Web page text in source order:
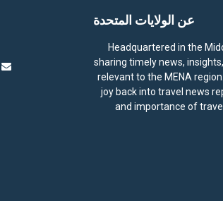
عن الولايات المتحدة
Headquartered in the
sharing timely news,
relevant to the MENA
joy back into travel news
and importance of